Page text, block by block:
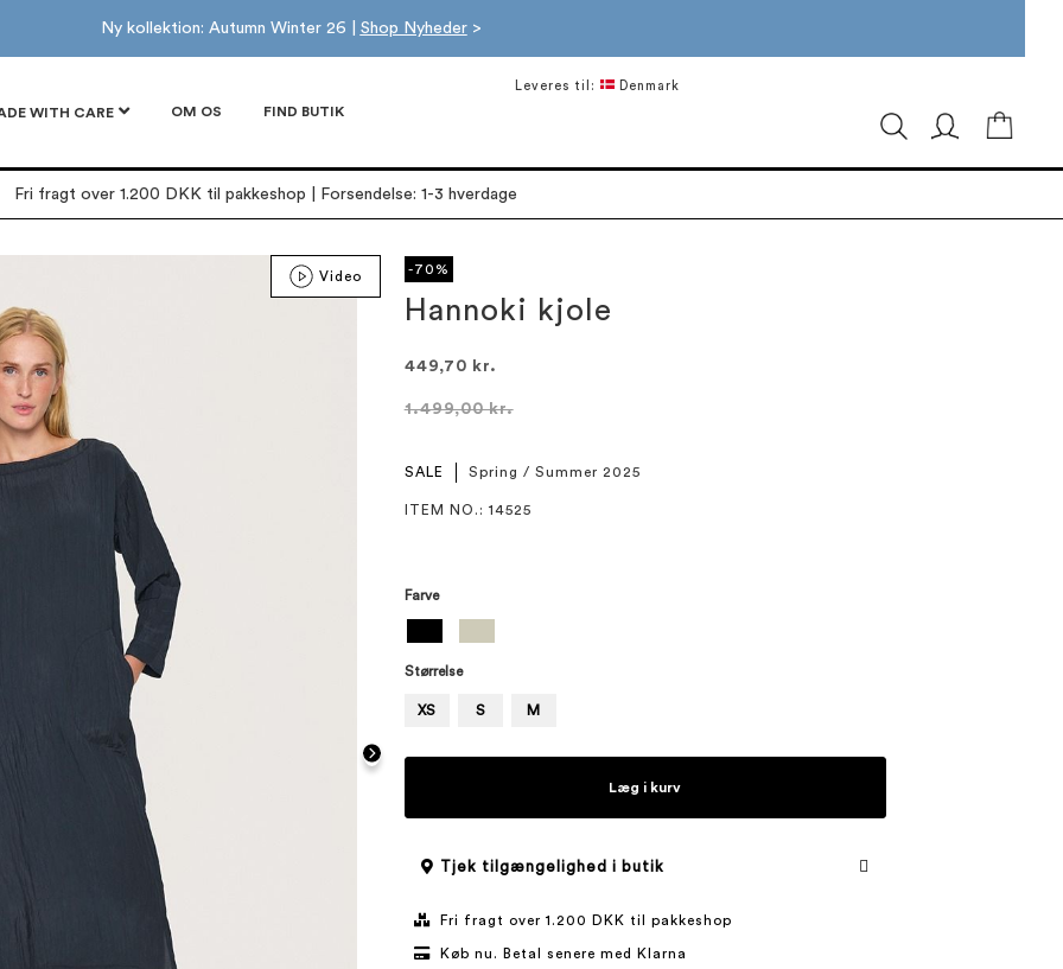
Ny kollektion: Autumn Winter 26 | Shop Nyheder>
WITH CARE OM OS FIND BUTIK
Leveres til: Denmark
Fri fragt over 1.200 DKK til pakkeshop | Forsendelse: 1-3 hverdage
Video -70%
Hannoki kjole
449,70 kr.
1.499,00 kr.
SALE Spring / Summer 2025
ITEM NO. : 14525
Farve
Størrelse
XS S M
Læg i kurv
Tjek tilgængelighed i butik
Fri fragt over 1.200 DKK til pakkeshop
Køb nu. Betal senere med Klarna